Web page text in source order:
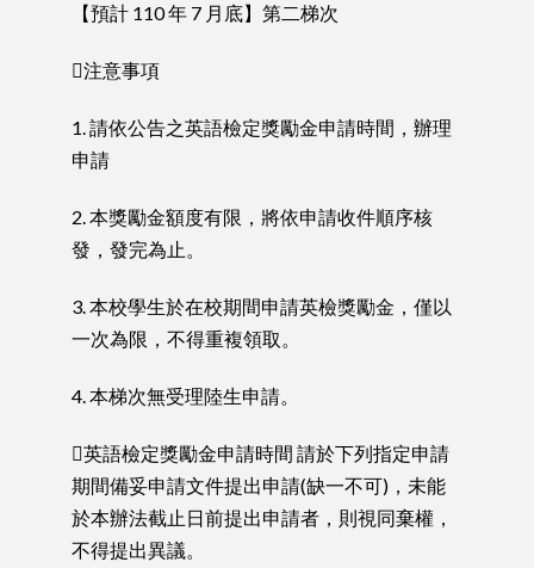
【預計 110 年 7 月底】第二梯次
注意事項
1. 請依公告之英語檢定獎勵金申請時間，辦理
申請
2. 本獎勵金額度有限，將依申請收件順序核
發，發完為止。
3. 本校學生於在校期間申請英檢獎勵金，僅以
一次為限，不得重複領取。
4. 本梯次無受理陸生申請。
英語檢定獎勵金申請時間 請於下列指定申請
期間備妥申請文件提出申請(缺一不可)，未能
於本辦法截止日前提出申請者，則視同棄權，
不得提出異議。